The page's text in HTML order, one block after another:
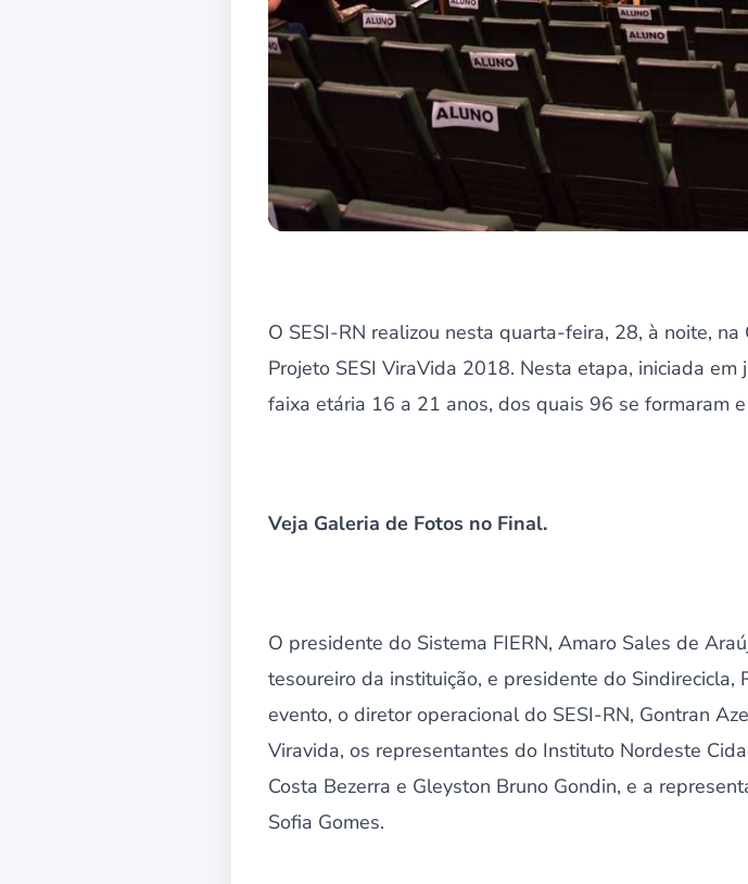
O SESI-RN realizou nesta quarta-feira, 28, à noite,
Projeto SESI ViraVida 2018. Nesta etapa, iniciada
faixa etária 16 a 21 anos, dos quais 96 se formaram
Veja Galeria de Fotos no Final.
O presidente do Sistema FIERN, Amaro Sales de
tesoureiro da instituição, e presidente do
evento, o diretor operacional do SESI-RN, Gontran
Viravida, os representantes do Instituto Nordeste
Costa Bezerra e Gleyston Bruno Gondin, e a
Sofia Gomes.